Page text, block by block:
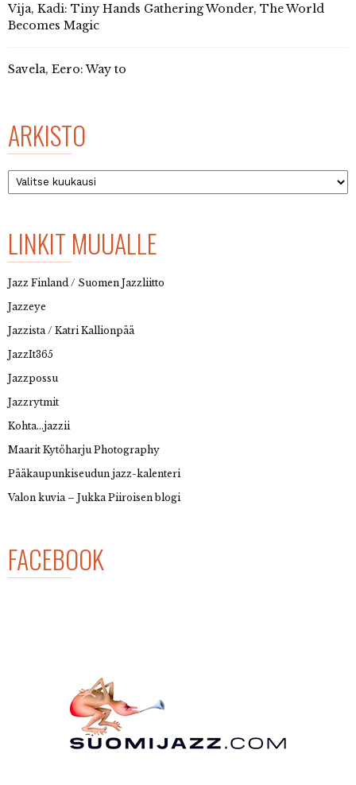
Vija, Kadi: Tiny Hands Gathering Wonder, The World
Becomes Magic
Savela, Eero: Way to
ARKISTO
Arkisto
LINKIT MUUALLE
Jazz Finland / Suomen Jazzliitto
Jazzeye
Jazzista / Katri Kallionpää
JazzIt365
Jazzpossu
Jazzrytmit
Kohta…jazzii
Maarit Kytöharju Photography
Pääkaupunkiseudun jazz-kalenteri
Valon kuvia – Jukka Piiroisen blogi
FACEBOOK